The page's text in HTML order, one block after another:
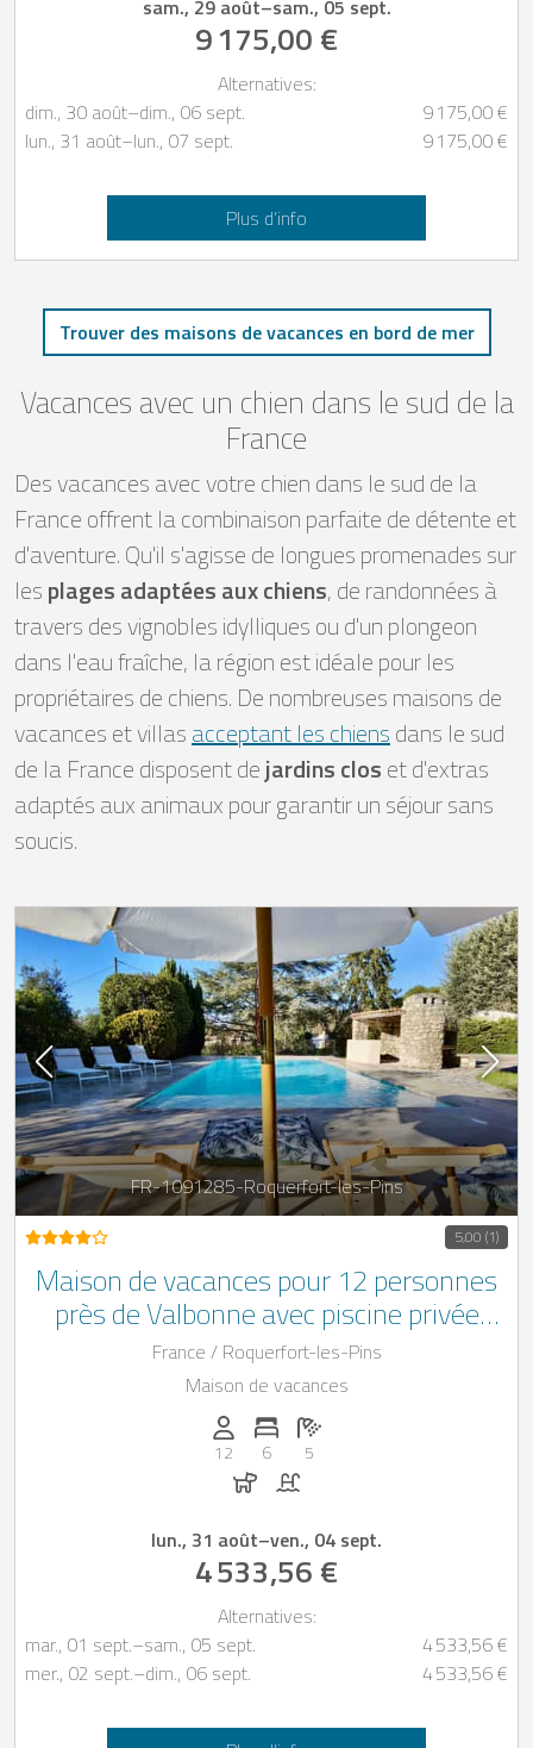
sam., 29 août–sam., 05 sept.
9 175,00 €
Alternatives:
dim., 30 août–dim., 06 sept.
9 175,00 €
lun., 31 août–lun., 07 sept. 9 175,00 €
Plus d’info
Trouver des maisons de vacances en bord de mer
Vacances avec un chien dans le sud de la
France
Des vacances avec votre chien dans le sud de la
France offrent la combinaison parfaite de détente et
d'aventure. Qu'il s'agisse de longues promenades sur
lesplages adaptées aux chiens, de randonnées à
travers des vignobles idylliques ou d'un plongeon
dans l'eau fraîche, la région est idéale pour les
propriétaires de chiens. De nombreuses maisons de
vacances et villasacceptant les chiensdans le sud
de la France disposent dejardins closet d'extras
adaptés aux animaux pour garantir un séjour sans
soucis.
FR-1091285-Roquerfort-les-Pins
5,00 (1)
Maison de vacances pour 12 personnes
près de Valbonne avec piscine privée
extérieure, à seulement 11 km de la
plage
France / Roquerfort-les-Pins
Maison de vacances
Personnes (max): 12
12
Nombre de chambres: 6
6
Nombre de salles de bain: 5
5
Chiens autorisés
Piscine
lun., 31 août–ven., 04 sept.
4 533,56 €
Alternatives:
mar., 01 sept.–sam., 05 sept.
4 533,56 €
mer., 02 sept.–dim., 06 sept. 4 533,56 €